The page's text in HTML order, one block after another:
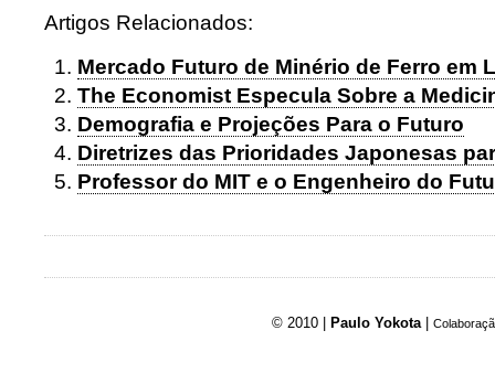
Artigos Relacionados:
Mercado Futuro de Minério de Ferro em
The Economist Especula Sobre a
Demografia e Projeções Para o Futuro
Diretrizes das Prioridades Japonesas
Professor do MIT e o Engenheiro do
© 2010 | Paulo Yokota |